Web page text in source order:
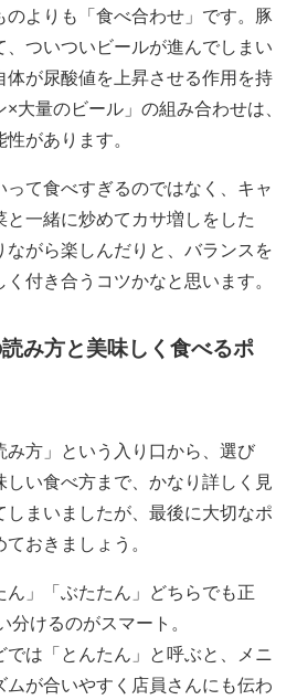
よりも「食べ合わせ」です。豚
、ついついビールが進んでしまい
体が尿酸値を上昇させる作用を持
大量のビール」の組み合わせは、
があります。
って食べすぎるのではなく、キャ
一緒に炒めてカサ増しをした
ながら楽しんだりと、バランスを
付き合うコツかなと思います。
み方と美味しく食べるポ
み方」という入り口から、選び
い食べ方まで、かなり詳しく見
しまいましたが、最後に大切なポ
おきましょう。
ん」「ぶたたん」どちらでも正
分けるのがスマート。
では「とんたん」と呼ぶと、メニ
ムが合いやすく店員さんにも伝わ